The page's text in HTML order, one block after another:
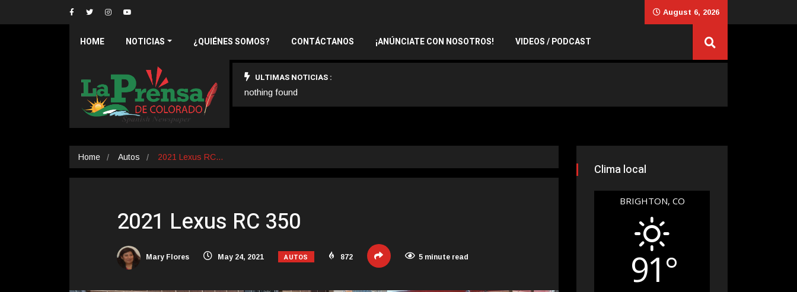
August 6, 2026
HOME NOTICIAS ¿QUIÉNES SOMOS? CONTÁCTANOS ¡ANÚNCIATE CON NOSOTROS! VIDEOS / PODCAST
ULTIMAS NOTICIAS :
nothing found
Home Autos 2021 Lexus RC…
2021 Lexus RC 350
Mary Flores May 24, 2021 AUTOS 872 5 minute read
Clima local
BRIGHTON, CO
91°